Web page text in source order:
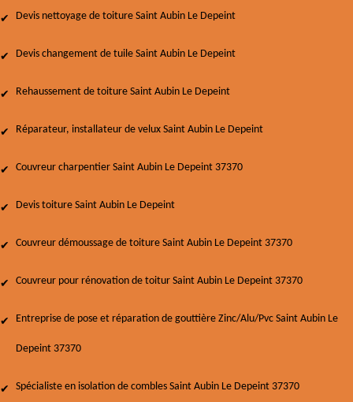
Devis nettoyage de toiture Saint Aubin Le Depeint
Devis changement de tuile Saint Aubin Le Depeint
Rehaussement de toiture Saint Aubin Le Depeint
Réparateur, installateur de velux Saint Aubin Le Depeint
Couvreur charpentier Saint Aubin Le Depeint 37370
Devis toiture Saint Aubin Le Depeint
Couvreur démoussage de toiture Saint Aubin Le Depeint 37370
Couvreur pour rénovation de toitur Saint Aubin Le Depeint 37370
Entreprise de pose et réparation de gouttière Zinc/Alu/Pvc Saint Aubin Le
Depeint 37370
Spécialiste en isolation de combles Saint Aubin Le Depeint 37370